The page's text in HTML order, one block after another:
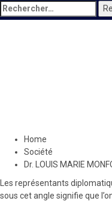
Rechercher :
Home
Société
Dr. LOUIS MARIE
Les représentants
sous cet angle signifie que